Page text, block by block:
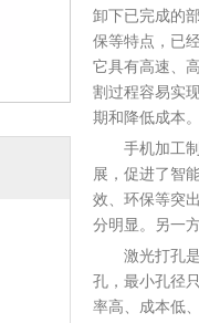
卸下已完成的
保等特点，已
它具有高速、
割过程容易实
期和降低成本。
手机加工制
展，促进了智
效、环保等突
分明显。另一
激光打孔是
孔，最小孔径
率高、成本低